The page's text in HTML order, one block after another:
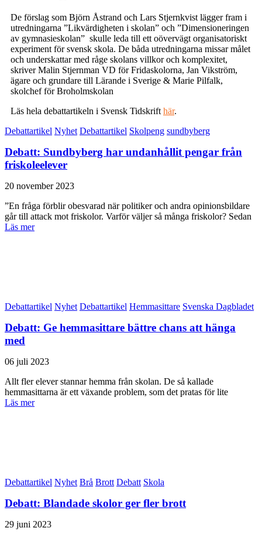
De förslag som Björn Åstrand och Lars Stjernkvist lägger fram i
utredningarna ”Likvärdigheten i skolan” och ”Dimensioneringen
av gymnasieskolan” skulle leda till ett oövervägt organisatoriskt
experiment för svensk skola. De båda utredningarna missar målet
och underskattar med råge skolans villkor och komplexitet,
skriver Malin Stjernman VD för Fridaskolorna, Jan Vikström,
ägare och grundare till Lärande i Sverige & Marie Pilfalk,
skolchef för Broholmskolan
Läs hela debattartikeln i Svensk Tidskrift här.
Debattartikel Nyhet Debattartikel Skolpeng sundbyberg
Debatt: Sundbyberg har undanhållit pengar från
friskoleelever
20 november 2023
”En fråga förblir obesvarad när politiker och andra opinionsbildare
går till attack mot friskolor. Varför väljer så många friskolor? Sedan
Läs mer
Debattartikel Nyhet Debattartikel Hemmasittare Svenska Dagbladet
Debatt: Ge hemmasittare bättre chans att hänga
med
06 juli 2023
Allt fler elever stannar hemma från skolan. De så kallade
hemmasittarna är ett växande problem, som det pratas för lite
Läs mer
Debattartikel Nyhet Brå Brott Debatt Skola
Debatt: Blandade skolor ger fler brott
29 juni 2023